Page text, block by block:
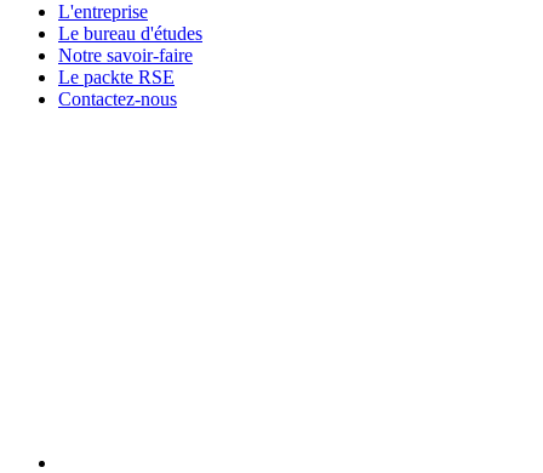
L'entreprise
Le bureau d'études
Notre savoir-faire
Le packte RSE
Contactez-nous